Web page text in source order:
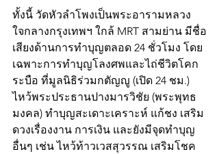
ทั้งนี้ วัดหัวลำโพงเป็นพระอารามหลวง
ใจกลางกรุงเทพฯ ใกล้ MRT สามย่าน มีชื่อ
เสียงด้านการทำบุญตลอด 24 ชั่วโมง โดย
เฉพาะการทำบุญโลงศพและไถ่ชีวิตโคก
ระบือ ที่มูลนิธิร่วมกตัญญู (เปิด 24 ชม.)
ไหว้พระประธานปางมารวิชัย (พระพุทธ
มงคล) ทำบุญสะเดาะเคราะห์ แก้ชง เสริม
ดวงเรื่องงาน การเงิน และยังมีจุดทำบุญ
อื่นๆ เช่น ไหว้ท้าวเวสสุวรรณ เสริมโชค